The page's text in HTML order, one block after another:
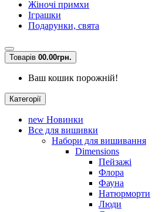
Жіночі примхи
Іграшки
Подарунки, свята
Товарів 00.00грн.
Ваш кошик порожній!
Категорії
new Новинки
Все для вишивки
Набори для вишивання
Dimensions
Пейзажі
Флора
Фауна
Натюрморти
Люди